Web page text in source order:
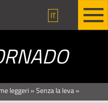
IT
leggeri »Senza la leva»